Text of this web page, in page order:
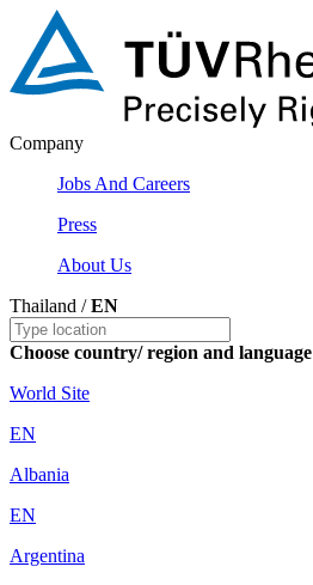
Company
Jobs And Careers
Press
About Us
Thailand /EN
Choose country/ region and language
World Site
EN
Albania
EN
Argentina